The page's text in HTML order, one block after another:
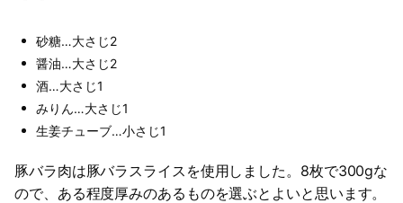
砂糖…大さじ2
醤油…大さじ2
酒…大さじ1
みりん…大さじ1
生姜チューブ…小さじ1
豚バラ肉は豚バラスライスを使用しました。8枚で300gな
ので、ある程度厚みのあるものを選ぶとよいと思います。